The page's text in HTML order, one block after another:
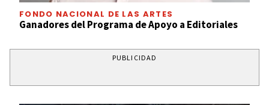
FONDO NACIONAL DE LAS ARTES
Ganadores del Programa de Apoyo a Editoriales
PUBLICIDAD